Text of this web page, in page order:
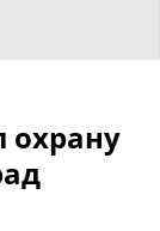
охрану